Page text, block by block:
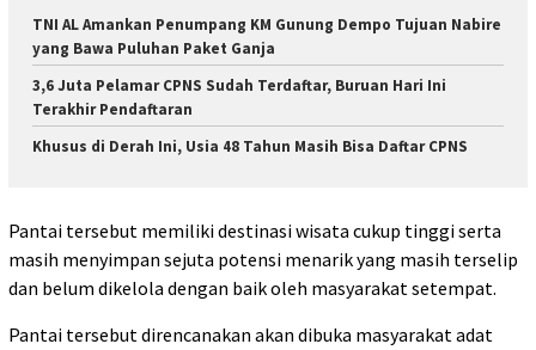
TNI AL Amankan Penumpang KM Gunung Dempo Tujuan Nabire
yang Bawa Puluhan Paket Ganja
3,6 Juta Pelamar CPNS Sudah Terdaftar, Buruan Hari Ini
Terakhir Pendaftaran
Khusus di Derah Ini, Usia 48 Tahun Masih Bisa Daftar CPNS
Pantai tersebut memiliki destinasi wisata cukup tinggi serta
masih menyimpan sejuta potensi menarik yang masih terselip
dan belum dikelola dengan baik oleh masyarakat setempat.
Pantai tersebut direncanakan akan dibuka masyarakat adat